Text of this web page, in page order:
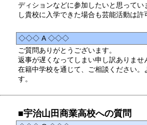
ディションなどに参加したいと思って
し貴校に入学できた場合も芸能活動は許
◇◇◇ A ◇◇◇
ご質問ありがとうございます。
返事が遅くなってしまい申し訳ありませ
在籍中学校を通じて、ご相談ください。
す。
■宇治山田商業高校への質問